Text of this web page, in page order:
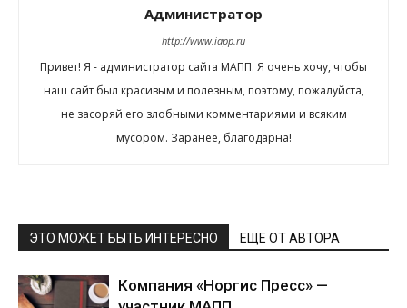
Администратор
http://www.iapp.ru
Привет! Я - администратор сайта МАПП. Я очень хочу, чтобы
наш сайт был красивым и полезным, поэтому, пожалуйста,
не засоряй его злобными комментариями и всяким
мусором. Заранее, благодарна!
ЭТО МОЖЕТ БЫТЬ ИНТЕРЕСНО ЕЩЕ ОТ АВТОРА
Компания «Норгис Пресс» —